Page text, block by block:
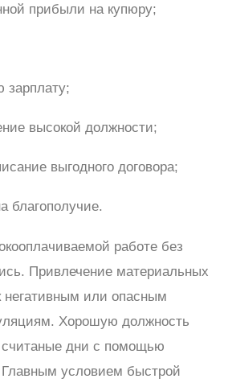
прибыли на купюру;
зарплату;
высокой должности;
выгодного договора;
благополучие.
работе без
Привлечение материальных
негативным или опасным
Хорошую должность
дни с помощью
условием быстрой